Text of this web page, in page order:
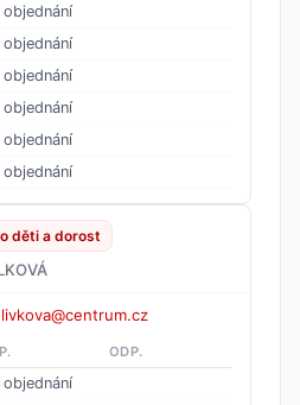
objednání
objednání
objednání
objednání
objednání
objednání
děti a dorost
ODP.
objednání